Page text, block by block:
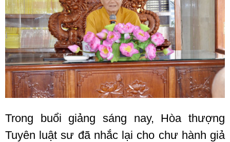
Trong buổi giảng sáng nay, Hòa thượng
Tuyên luật sư đã nhắc lại cho chư hành giả